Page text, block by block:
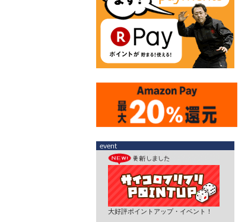
大好評ポイントアップ・イベント！